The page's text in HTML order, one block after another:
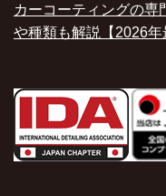
カーコーティングの専
や種類も解説【2026年